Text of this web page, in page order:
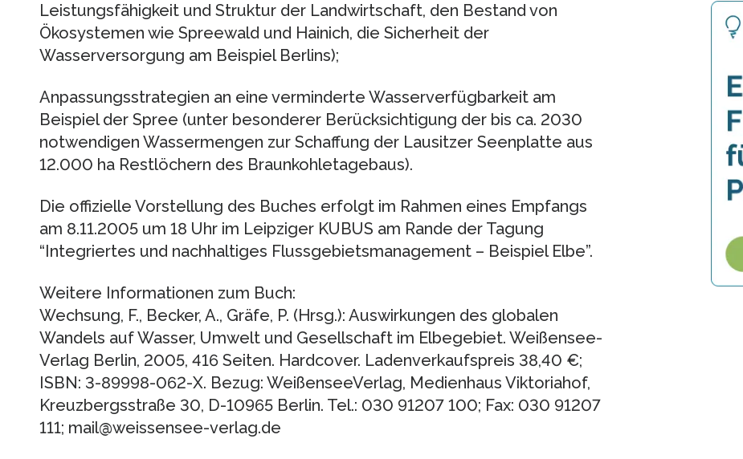
Leistungsfähigkeit und Struktur der Landwirtschaft, den Bestand von
Ökosystemen wie Spreewald und Hainich, die Sicherheit der
Wasserversorgung am Beispiel Berlins);
Anpassungsstrategien an eine verminderte Wasserverfügbarkeit am
Beispiel der Spree (unter besonderer Berücksichtigung der bis ca. 2030
notwendigen Wassermengen zur Schaffung der Lausitzer Seenplatte aus
12.000 ha Restlöchern des Braunkohletagebaus).
Die offizielle Vorstellung des Buches erfolgt im Rahmen eines Empfangs
am 8.11.2005 um 18 Uhr im Leipziger KUBUS am Rande der Tagung
“Integriertes und nachhaltiges Flussgebietsmanagement – Beispiel Elbe”.
Weitere Informationen zum Buch:
Wechsung, F., Becker, A., Gräfe, P. (Hrsg.): Auswirkungen des globalen
Wandels auf Wasser, Umwelt und Gesellschaft im Elbegebiet. Weißensee-
Verlag Berlin, 2005, 416 Seiten. Hardcover. Ladenverkaufspreis 38,40 €;
ISBN: 3-89998-062-X. Bezug: WeißenseeVerlag, Medienhaus Viktoriahof,
Kreuzbergsstraße 30, D-10965 Berlin. Tel.: 030 91207 100; Fax: 030 91207
111; mail@weissensee-verlag.de